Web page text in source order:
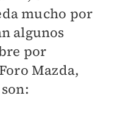
mucho por
algunos
por
Mazda,